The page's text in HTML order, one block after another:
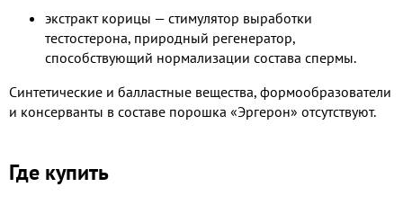
экстракт корицы — стимулятор выработки
тестостерона, природный регенератор,
способствующий нормализации состава спермы.
Синтетические и балластные вещества, формообразователи
и консерванты в составе порошка «Эргерон» отсутствуют.
Где купить